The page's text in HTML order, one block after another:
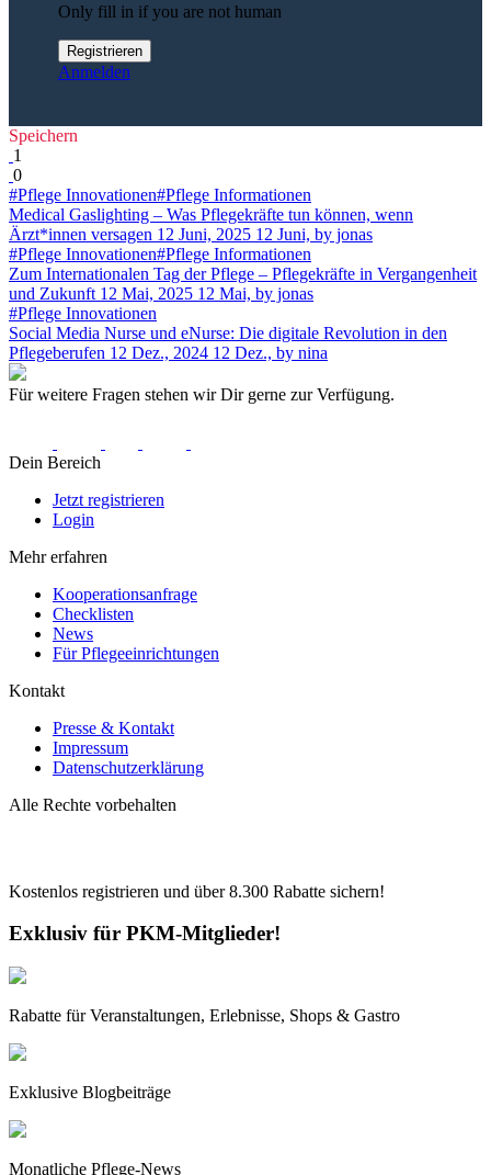
Only fill in if you are not human
Anmelden
Speichern
1
0
#Pflege Innovationen#Pflege Informationen
Medical Gaslighting – Was Pflegekräfte tun können, wenn
Ärzt*innen versagen 12 Juni, 2025 12 Juni, by jonas
#Pflege Innovationen#Pflege Informationen
Zum Internationalen Tag der Pflege – Pflegekräfte in Vergangenheit
und Zukunft 12 Mai, 2025 12 Mai, by jonas
#Pflege Innovationen
Social Media Nurse und eNurse: Die digitale Revolution in den
Pflegeberufen 12 Dez., 2024 12 Dez., by nina
Für weitere Fragen stehen wir Dir gerne zur Verfügung.
Dein Bereich
Jetzt registrieren
Login
Mehr erfahren
Kooperationsanfrage
Checklisten
News
Für Pflegeeinrichtungen
Kontakt
Presse & Kontakt
Impressum
Datenschutzerklärung
Alle Rechte vorbehalten
Kostenlos registrieren und über8.300 Rabatte sichern!
Exklusiv für PKM-Mitglieder!
Rabatte für Veranstaltungen, Erlebnisse, Shops & Gastro
Exklusive Blogbeiträge
Monatliche Pflege-News